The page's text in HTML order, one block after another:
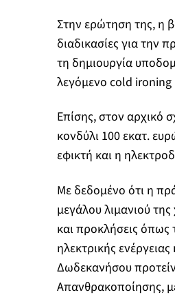
Στην ερώτηση της, η
διαδικασίες για την
τη δημιουργία
λεγόμενο cold
Επίσης, στον αρχικό
κονδύλι 100 εκατ.
εφικτή και η
Με δεδομένο ότι η
μεγάλου λιμανιού
και προκλήσεις
ηλεκτρικής
Δωδεκανήσου
Απανθρακοποίησης,